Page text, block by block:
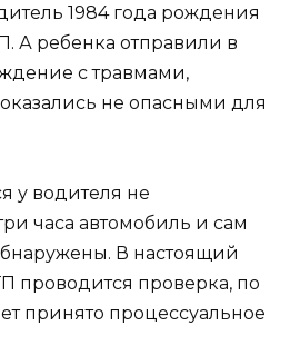
1984 года рождения
А ребенка отправили в
с травмами,
не опасными для
у водителя не
часа автомобиль и сам
В настоящий
проводится проверка, по
принято процессуальное